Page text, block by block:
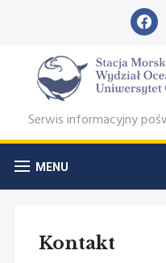
Serwis informacyjny
MENU
Kontakt